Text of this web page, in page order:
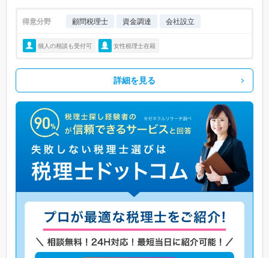
得意分野 顧問税理士 資金調達 会社設立
個人の相談も受付可 女性税理士在籍
詳細を見る